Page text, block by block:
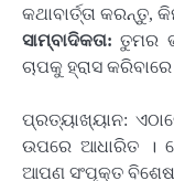
କଥାବାର୍ତ୍ତା କରନ୍ତୁ,
ସାମ୍ବାଦିକତା: ତୁମର
ଚାପକୁ ହ୍ରାସ
ପ୍ରତ୍ୟାଖ୍ୟାନ:
ଉପରେ ଆଧାରିତ ।
ଆପଣ ସଂପୃକ୍ତ